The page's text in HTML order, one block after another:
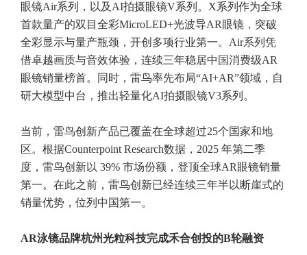
眼镜Air系列，以及AI拍摄眼镜V系列。X系列作为全球
首款量产的双目全彩MicroLED+光波导AR眼镜，突破
全彩显示与量产瓶颈，开创多项行业第一。Air系列凭
借卓越画质与音效体验，连续三年稳居中国消费级AR
眼镜销量榜首。同时，雷鸟率先布局“AI+AR”领域，自
研大模型中台，推出轻量化AI拍摄眼镜V3系列。
当前，雷鸟创新产品已覆盖在全球超过25个国家和地
区。根据Counterpoint Research数据，2025 年第二季
度，雷鸟创新以 39% 市场份额，登顶全球AR眼镜销量
第一。在此之前，雷鸟创新已经连续三年半以断崖式的
销量优势，位列中国第一。
AR泳镜品牌杭州光粒科技完成禾合创投的B轮融资